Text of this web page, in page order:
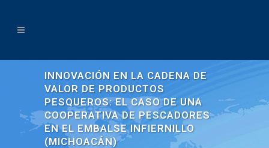
INNOVACIÓN EN LA CADENA DE
VALOR DE PRODUCTOS
PESQUEROS: EL CASO DE UNA
COOPERATIVA DE PESCADORES
EN EL EMBALSE INFIERNILLO
(MICHOACÁN)